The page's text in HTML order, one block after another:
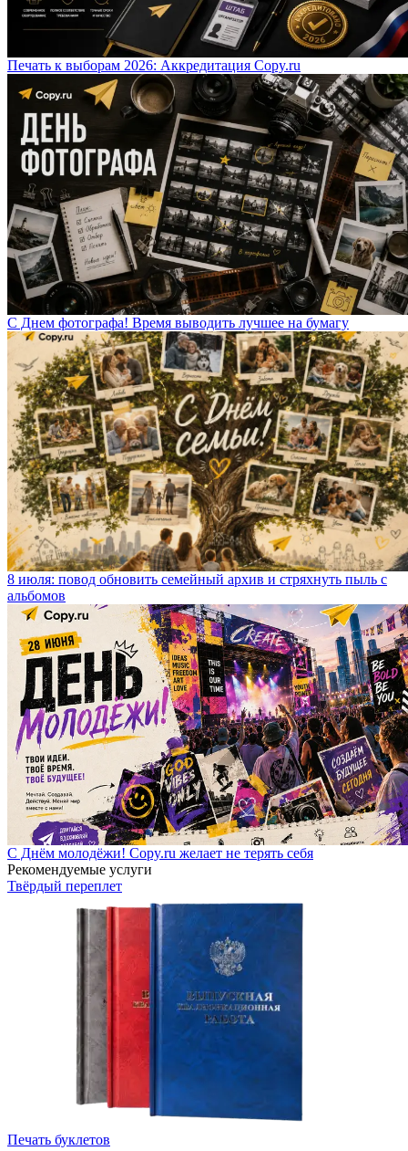
Печать к выборам 2026: Аккредитация Copy.ru
С Днем фотографа! Время выводить лучшее на бумагу
8 июля: повод обновить семейный архив и стряхнуть пыль с
альбомов
С Днём молодёжи! Copy.ru желает не терять себя
Рекомендуемые услуги
Твёрдый переплет
Печать буклетов